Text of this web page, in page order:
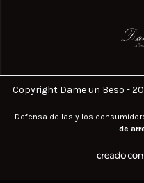
Copyright Dame un Beso -
Defensa de las y los
de